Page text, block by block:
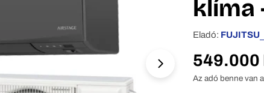
klíma
Eladó: FUJITSU
Normál
ár
549.000
Az adó benne van